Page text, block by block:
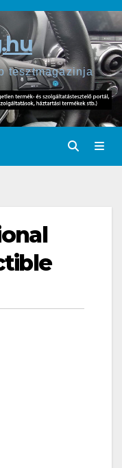
tesztmagazinja